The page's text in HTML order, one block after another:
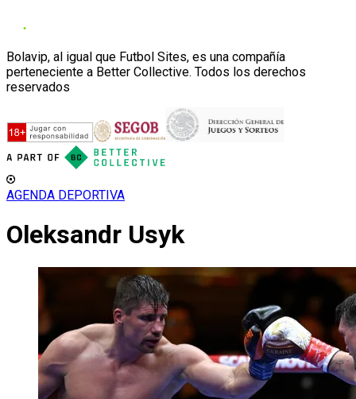
Bolavip, al igual que Futbol Sites, es una compañía
perteneciente a Better Collective. Todos los derechos
reservados
AGENDA DEPORTIVA
Oleksandr Usyk